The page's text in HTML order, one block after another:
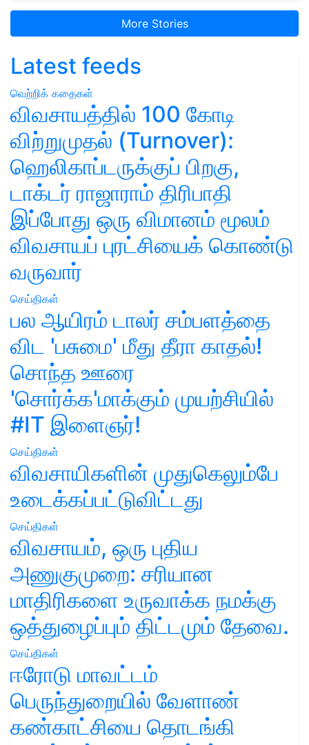
More Stories
Latest feeds
வெற்றிக் கதைகள்
விவசாயத்தில் 100 கோடி
விற்றுமுதல் (Turnover):
ஹெலிகாப்டருக்குப் பிறகு,
டாக்டர் ராஜாராம் திரிபாதி
இப்போது ஒரு விமானம் மூலம்
விவசாயப் புரட்சியைக் கொண்டு
வருவார்
செய்திகள்
பல ஆயிரம் டாலர் சம்பளத்தை
விட 'பசுமை' மீது தீரா காதல்!
சொந்த ஊரை
'சொர்க்க'மாக்கும் முயற்சியில்
#IT இளைஞர்!
செய்திகள்
விவசாயிகளின் முதுகெலும்பே
உடைக்கப்பட்டுவிட்டது
செய்திகள்
விவசாயம், ஒரு புதிய
அணுகுமுறை: சரியான
மாதிரிகளை உருவாக்க நமக்கு
ஒத்துழைப்பும் திட்டமும் தேவை.
செய்திகள்
ஈரோடு மாவட்டம்
பெருந்துறையில் வேளாண்
கண்காட்சியை தொடங்கி